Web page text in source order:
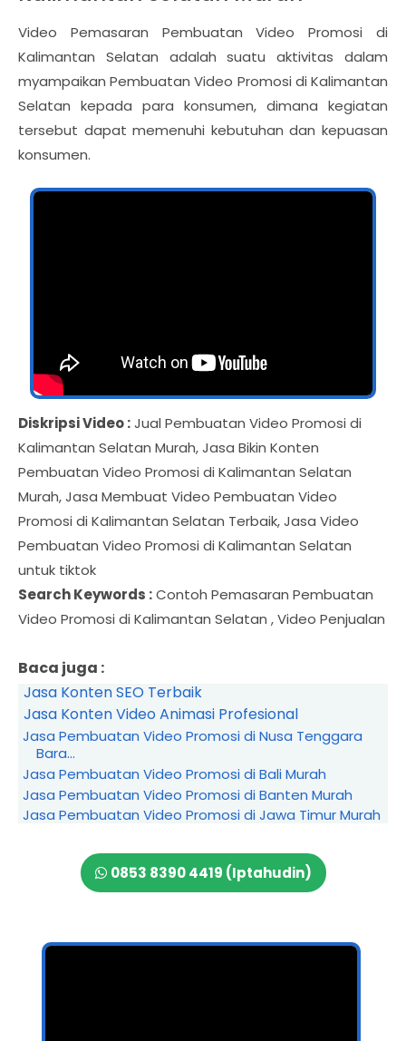
Video Pemasaran Pembuatan Video Promosi di
Kalimantan Selatan adalah suatu aktivitas dalam
myampaikan Pembuatan Video Promosi di Kalimantan
Selatan kepada para konsumen, dimana kegiatan
tersebut dapat memenuhi kebutuhan dan kepuasan
konsumen.
Diskripsi Video :Jual Pembuatan Video Promosi di
Kalimantan Selatan Murah, Jasa Bikin Konten
Pembuatan Video Promosi di Kalimantan Selatan
Murah, Jasa Membuat Video Pembuatan Video
Promosi di Kalimantan Selatan Terbaik, Jasa Video
Pembuatan Video Promosi di Kalimantan Selatan
untuk tiktok
Search Keywords :Contoh Pemasaran Pembuatan
Video Promosi di Kalimantan Selatan , Video Penjualan
Baca juga :
Jasa Konten SEO Terbaik
Jasa Konten Video Animasi Profesional
Jasa Pembuatan Video Promosi di Nusa Tenggara
Bara...
Jasa Pembuatan Video Promosi di Bali Murah
Jasa Pembuatan Video Promosi di Banten Murah
Jasa Pembuatan Video Promosi di Jawa Timur Murah
0853 8390 4419 (Iptahudin)